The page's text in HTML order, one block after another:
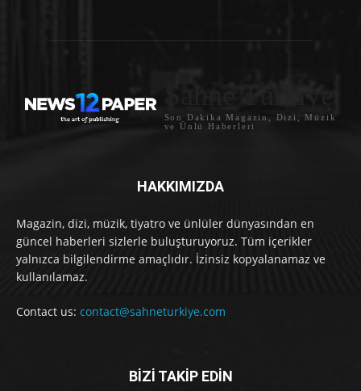
Sahne Türkiye
Son Dakika Magazin, Dizi, Müzik
ve Ünlü Haberleri
HAKKIMIZDA
Magazin, dizi, müzik, tiyatro ve ünlüler dünyasından en
güncel haberleri sizlerle buluşturuyoruz. Tüm içerikler
yalnızca bilgilendirme amaçlıdır. İzinsiz kopyalanamaz ve
kullanılamaz.
Contact us: contact@sahneturkiye.com
BİZİ TAKİP EDİN